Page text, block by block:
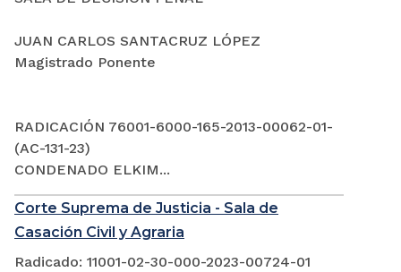
JUAN CARLOS SANTACRUZ LÓPEZ
Magistrado Ponente
RADICACIÓN 76001-6000-165-2013-00062-01-
(AC-131-23)
CONDENADO ELKIM...
Corte Suprema de Justicia - Sala de
Casación Civil y Agraria
Radicado: 11001-02-30-000-2023-00724-01